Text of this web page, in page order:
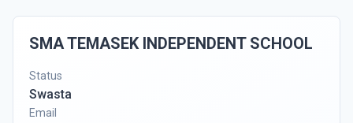
SMA TEMASEK INDEPENDENT SCHOOL
Status
Swasta
Email